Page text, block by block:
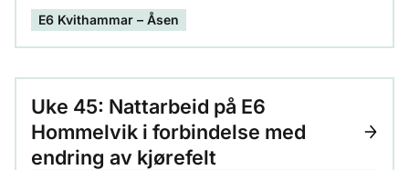
viktig milepæl i utbyggingen av den nye E6-
strekningen i Trøndelag.
E6 Kvithammar – Åsen
Uke 45: Nattarbeid på E6
Hommelvik i forbindelse med
endring av kjørefelt